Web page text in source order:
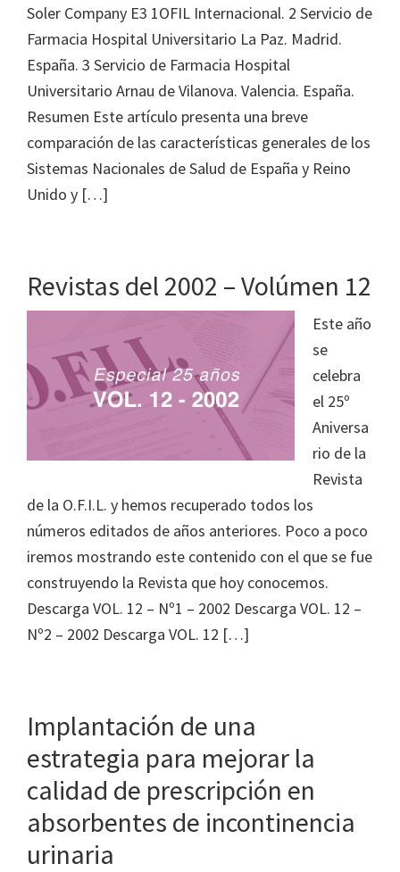
Soler Company E3 1OFIL Internacional. 2 Servicio de
Farmacia Hospital Universitario La Paz. Madrid.
España. 3 Servicio de Farmacia Hospital
Universitario Arnau de Vilanova. Valencia. España.
Resumen Este artículo presenta una breve
comparación de las características generales de los
Sistemas Nacionales de Salud de España y Reino
Unido y […]
Revistas del 2002 – Volúmen 12
Este año
se
celebra
el 25º
Aniversa
rio de la
Revista
de la O.F.I.L. y hemos recuperado todos los
números editados de años anteriores. Poco a poco
iremos mostrando este contenido con el que se fue
construyendo la Revista que hoy conocemos.
Descarga VOL. 12 – Nº1 – 2002 Descarga VOL. 12 –
Nº2 – 2002 Descarga VOL. 12 […]
Implantación de una
estrategia para mejorar la
calidad de prescripción en
absorbentes de incontinencia
urinaria